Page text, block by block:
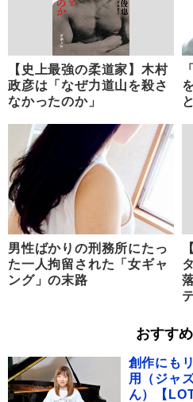
【史上最強の柔道家】木村
政彦は「なぜ力道山を殺さ
なかったのか」
男性ばかりの刑務所にたっ
た一人拘留された「女ギャ
ング」の末路
おすすめ
創作にも
用（ジャ
ん）【